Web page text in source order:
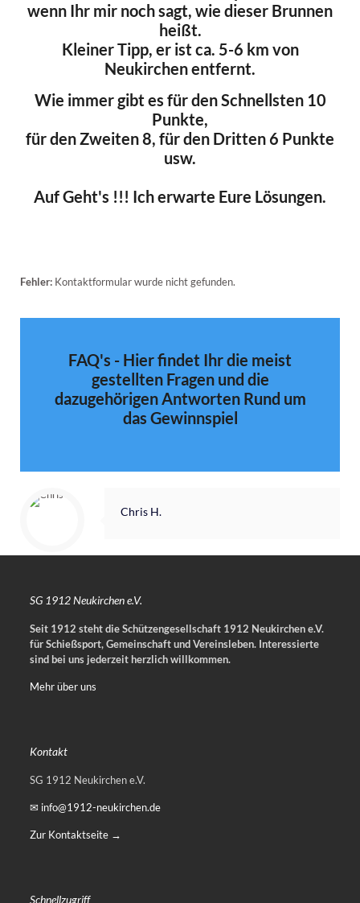
wenn Ihr mir noch sagt, wie dieser Brunnen
heißt.
Kleiner Tipp, er ist ca. 5-6 km von
Neukirchen entfernt.
Wie immer gibt es für den Schnellsten 10
Punkte,
für den Zweiten 8, für den Dritten 6 Punkte
usw.
Auf Geht's !!! Ich erwarte Eure Lösungen.
Fehler: Kontaktformular wurde nicht gefunden.
FAQ's - Hier findet Ihr die meist
gestellten Fragen und die
dazugehörigen Antworten Rund um
das Gewinnspiel
Chris H.
SG 1912 Neukirchen e.V.
Seit 1912 steht die Schützengesellschaft 1912 Neukirchen e.V.
für Schießsport, Gemeinschaft und Vereinsleben. Interessierte
sind bei uns jederzeit herzlich willkommen.
Mehr über uns
Kontakt
SG 1912 Neukirchen e.V.
✉ info@1912-neukirchen.de
Zur Kontaktseite →
Schnellzugriff